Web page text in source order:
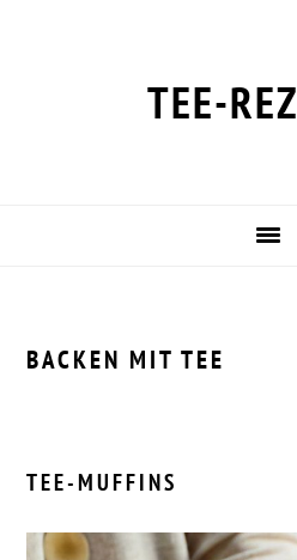
TEE-
BACKEN MIT TEE
TEE-MUFFINS